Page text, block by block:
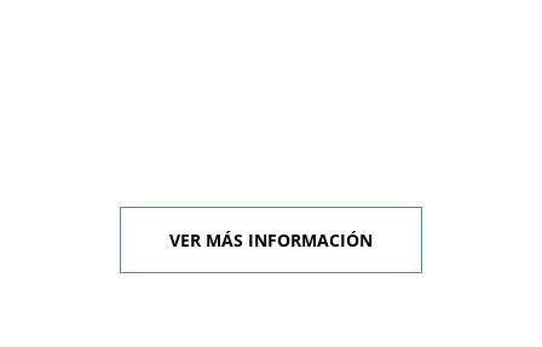
VER MÁS INFORMACIÓN